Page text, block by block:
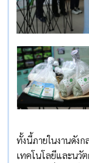
ทั้งนี้ภายในงานดัง
เทคโนโลยีและนวั